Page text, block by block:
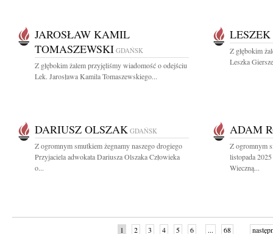
JAROSŁAW KAMIL
TOMASZEWSKI GDAŃSK
Z głębokim żalem przyjęliśmy wiadomość o odejściu
Lek. Jarosława Kamila Tomaszewskiego...
Z głębokim
Leszka
DARIUSZ OLSZAK GDAŃSK
Z ogromnym smutkiem żegnamy naszego drogiego
Przyjaciela adwokata Dariusza Olszaka Człowieka
o...
ADAM
Z ogromnym
listopada
Wieczną...
1 2 3 4 5 6 ... 68